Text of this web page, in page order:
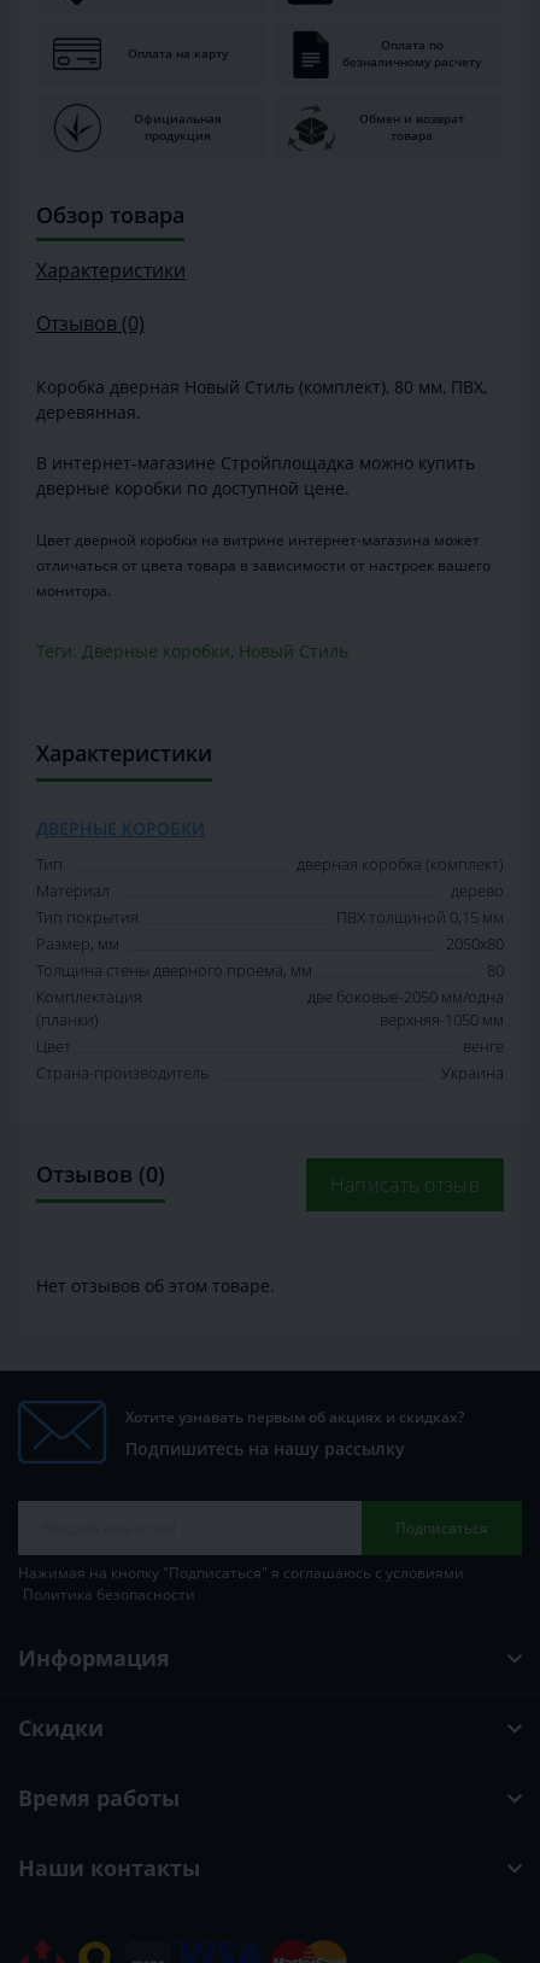
Оплата на карту
Оплата по
безналичному расчету
Официальная
продукция
Обмен и возврат
товара
Обзор товара
Характеристики
Отзывов (0)
Коробка дверная Новый Стиль (комплект), 80 мм, ПВХ,
деревянная.
В интернет-магазине Стройплощадка можно купить
дверные коробки по доступной цене.
Цвет дверной коробки на витрине интернет-магазина может
отличаться от цвета товара в зависимости от настроек вашего
монитора.
Теги: Дверные коробки, Новый Стиль
Характеристики
ДВЕРНЫЕ КОРОБКИ
Тип
дверная коробка (комплект)
Материал
дерево
Тип покрытия
ПВХ толщиной 0,15 мм
Размер, мм
2050х80
Толщина стены дверного проема, мм
80
Комплектация
(планки)
две боковые-2050 мм/одна
верхняя-1050 мм
Цвет
венге
Страна-производитель
Украина
Отзывов (0) Написать отзыв
Нет отзывов об этом товаре.
Хотите узнавать первым об акциях и скидках?
Подпишитесь на нашу рассылку
Подписаться
Нажимая на кнопку "Подписаться" я соглашаюсь с условиями
Политика безопасности
Информация
Скидки
Время работы
Наши контакты